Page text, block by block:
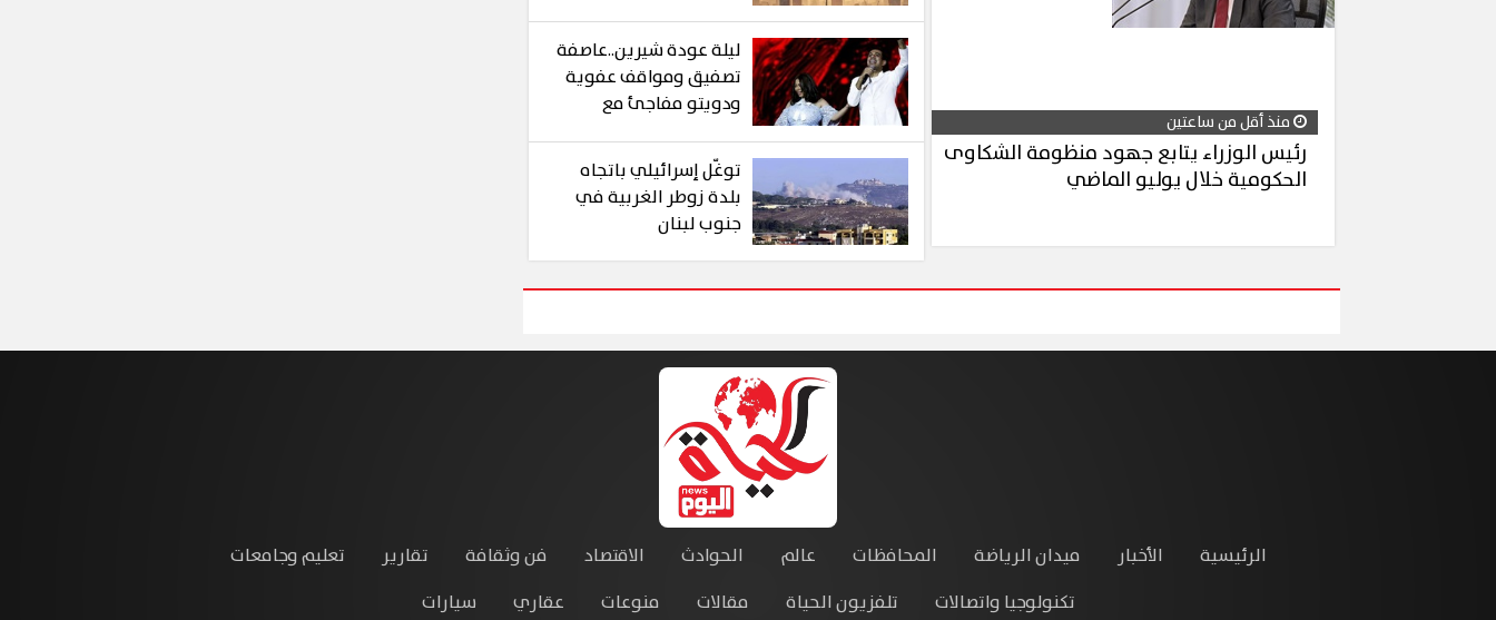
منذ أقل من ساعتين
رئيس الوزراء يتابع جهود منظومة الشكاوى
الحكومية خلال يوليو الماضي
ليلة عودة شيرين..عاصفة
تصفيق ومواقف عفوية
ودويتو مفاجئ مع
توغّل إسرائيلي باتجاه
بلدة زوطر الغربية في
جنوب لبنان
الرئيسية الأخبار ميدان الرياضة المحافظات عالم الحوادث الاقتصاد فن وثقافة تقارير
تعليم وجامعات
تكنولوجيا واتصالات
تلفزيون الحياة مقالات منوعات عقاري سيارات